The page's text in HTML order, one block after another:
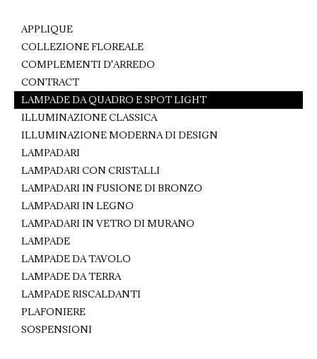
APPLIQUE
COLLEZIONE FLOREALE
COMPLEMENTI D'ARREDO
CONTRACT
LAMPADE DA QUADRO E SPOT LIGHT
ILLUMINAZIONE CLASSICA
ILLUMINAZIONE MODERNA DI DESIGN
LAMPADARI
LAMPADARI CON CRISTALLI
LAMPADARI IN FUSIONE DI BRONZO
LAMPADARI IN LEGNO
LAMPADARI IN VETRO DI MURANO
LAMPADE
LAMPADE DA TAVOLO
LAMPADE DA TERRA
LAMPADE RISCALDANTI
PLAFONIERE
SOSPENSIONI